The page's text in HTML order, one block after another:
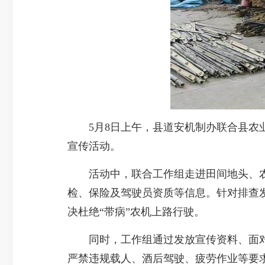
5月8日上午，县道安机制办联合县农
宣传活动。
活动中，联合工作组走进田间地头、
检、保险及驾驶员资质等信息。针对排
决杜绝“带病”农机上路行驶。
同时，工作组通过发放宣传资料、面
严禁违规载人、酒后驾驶、疲劳作业等